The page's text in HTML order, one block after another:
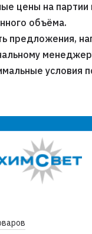
цены на
объёма.
предложения,
условия